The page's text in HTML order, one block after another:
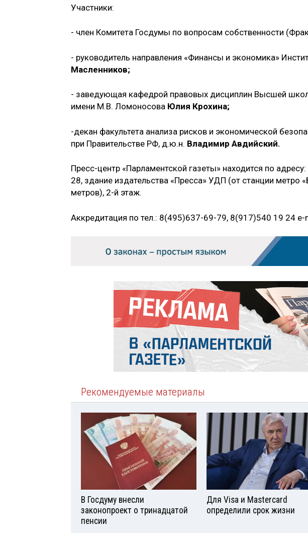
Участники:
- член Комитета Госдумы по вопросам собственности
- руководитель направления «Финансы и экономика»
Масленников;
- заведующая кафедрой правовых дисциплин Высшей
имени М.В. Ломоносова Юлия Крохина;
-декан факультета анализа рисков и экономической
при Правительстве РФ, д.ю.н. Владимир Авдийский.
Пресс-центр «Парламентской газеты» находится по
28, здание издательства «Пресса» УДП (от станции метро
метров), 2-й этаж.
Аккредитация по тел.: 8(495)637-69-79, 8(917)540 19 24 e-
Рекомендуемые материалы
В Госдуму внесли
законопроект о тринадцатой
пенсии
Для Visа и Mastercard
определили срок жизни